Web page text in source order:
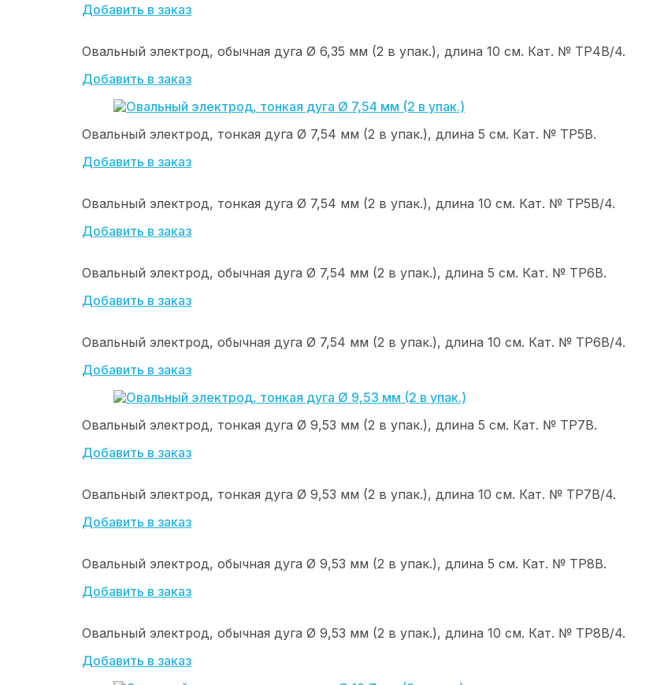
Добавить в заказ
Овальный электрод, обычная дуга Ø 6,35 мм (2 в упак.), длина 10 см. Кат. № ТР4В/4.
Добавить в заказ
Овальный электрод, тонкая дуга Ø 7,54 мм (2 в упак.), длина 5 см. Кат. № ТР5В.
Добавить в заказ
Овальный электрод, тонкая дуга Ø 7,54 мм (2 в упак.), длина 10 см. Кат. № ТР5В/4.
Добавить в заказ
Овальный электрод, обычная дуга Ø 7,54 мм (2 в упак.), длина 5 см. Кат. № ТР6В.
Добавить в заказ
Овальный электрод, обычная дуга Ø 7,54 мм (2 в упак.), длина 10 см. Кат. № ТР6В/4.
Добавить в заказ
Овальный электрод, тонкая дуга Ø 9,53 мм (2 в упак.), длина 5 см. Кат. № ТР7В.
Добавить в заказ
Овальный электрод, тонкая дуга Ø 9,53 мм (2 в упак.), длина 10 см. Кат. № ТР7В/4.
Добавить в заказ
Овальный электрод, обычная дуга Ø 9,53 мм (2 в упак.), длина 5 см. Кат. № ТР8В.
Добавить в заказ
Овальный электрод, обычная дуга Ø 9,53 мм (2 в упак.), длина 10 см. Кат. № ТР8В/4.
Добавить в заказ